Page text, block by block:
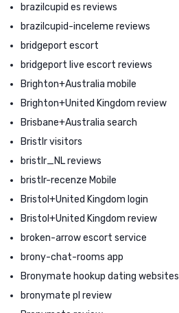
brazilcupid es reviews
brazilcupid-inceleme reviews
bridgeport escort
bridgeport live escort reviews
Brighton+Australia mobile
Brighton+United Kingdom review
Brisbane+Australia search
Bristlr visitors
bristlr_NL reviews
bristlr-recenze Mobile
Bristol+United Kingdom login
Bristol+United Kingdom review
broken-arrow escort service
brony-chat-rooms app
Bronymate hookup dating websites
bronymate pl review